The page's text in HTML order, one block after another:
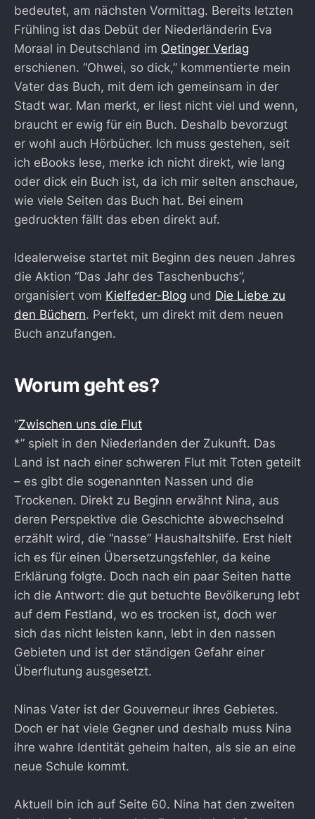
bedeutet, am nächsten Vormittag. Bereits letzten
Frühling ist das Debüt der Niederländerin Eva
Moraal in Deutschland im Oetinger Verlag
erschienen. “Ohwei, so dick,” kommentierte mein
Vater das Buch, mit dem ich gemeinsam in der
Stadt war. Man merkt, er liest nicht viel und wenn,
braucht er ewig für ein Buch. Deshalb bevorzugt
er wohl auch Hörbücher. Ich muss gestehen, seit
ich eBooks lese, merke ich nicht direkt, wie lang
oder dick ein Buch ist, da ich mir selten anschaue,
wie viele Seiten das Buch hat. Bei einem
gedruckten fällt das eben direkt auf.
Idealerweise startet mit Beginn des neuen Jahres
die Aktion “Das Jahr des Taschenbuchs”,
organisiert vom Kielfeder-Blog und Die Liebe zu
den Büchern. Perfekt, um direkt mit dem neuen
Buch anzufangen.
Worum geht es?
“Zwischen uns die Flut
*” spielt in den Niederlanden der Zukunft. Das
Land ist nach einer schweren Flut mit Toten geteilt
– es gibt die sogenannten Nassen und die
Trockenen. Direkt zu Beginn erwähnt Nina, aus
deren Perspektive die Geschichte abwechselnd
erzählt wird, die “nasse” Haushaltshilfe. Erst hielt
ich es für einen Übersetzungsfehler, da keine
Erklärung folgte. Doch nach ein paar Seiten hatte
ich die Antwort: die gut betuchte Bevölkerung lebt
auf dem Festland, wo es trocken ist, doch wer
sich das nicht leisten kann, lebt in den nassen
Gebieten und ist der ständigen Gefahr einer
Überflutung ausgesetzt.
Ninas Vater ist der Gouverneur ihres Gebietes.
Doch er hat viele Gegner und deshalb muss Nina
ihre wahre Identität geheim halten, als sie an eine
neue Schule kommt.
Aktuell bin ich auf Seite 60. Nina hat den zweiten